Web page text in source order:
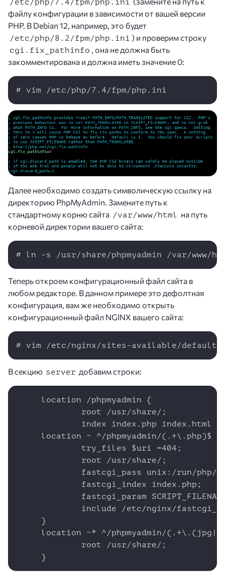
/etc/php/7.4/fpm/php.ini
файлу конфигурации в зависимости от вашей версии
PHP. В Debian 12, например, это будет
/etc/php/8.2/fpm/php.ini ) и проверим строку
cgi.fix_pathinfo , она не должна быть
закомментирована и должна иметь значение 0:
# vim /etc/php/7.4/fpm/php.ini
Далее необходимо создать символическую ссылку на
директорию PhpMyAdmin. Замените путь к
стандартному корню сайта /var/www/html на путь
корневой директории вашего сайта:
# ln -s /usr/share/phpmyadmin /var/www/
Теперь откроем конфигурационный файл сайта в
любом редакторе. В данном примере это дефолтная
конфигурация, вам же необходимо открыть
конфигурационный файл NGINX вашего сайта:
# vim /etc/nginx/sites-available/default
В секцию server добавим строки:
     location /phpmyadmin {
             root /usr/share/;
index index.php index.html
     location ~ ^/phpmyadmin/(.+\.php)$ {
             try_files $uri =404;
             root /usr/share/;
fastcgi_pass unix:/run/php/
             fastcgi_index index.php;
fastcgi_param
include /etc/nginx/
     }
location ~* ^/phpmyadmin/
             root /usr/share/;
     }